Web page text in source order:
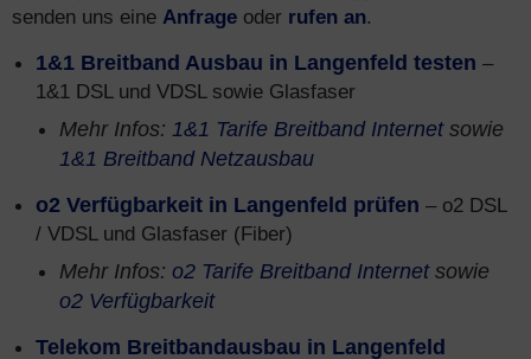
senden uns eine Anfrage oder rufen an.
1&1 Breitband Ausbau in Langenfeld testen –
1&1 DSL und VDSL sowie Glasfaser
Mehr Infos: 1&1 Tarife Breitband Internetsowie
1&1 Breitband Netzausbau
o2 Verfügbarkeit in Langenfeld prüfen – o2 DSL
/ VDSL und Glasfaser (Fiber)
Mehr Infos: o2 Tarife Breitband Internetsowie
o2 Verfügbarkeit
Telekom Breitbandausbau in Langenfeld